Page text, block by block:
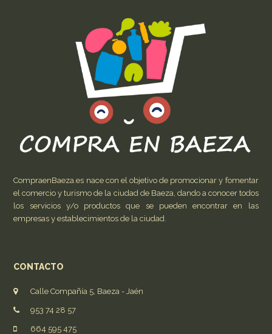
CompraenBaeza.es nace con el objetivo de promocionar y fomentar
el comercio y turismo de la ciudad de Baeza, dando a conocer todos
los servicios y/o productos que se pueden encontrar en las
empresas y establecimientos de la ciudad.
CONTACTO
Calle Compañía 5, Baeza - Jaén
953 74 28 57
664 595 475